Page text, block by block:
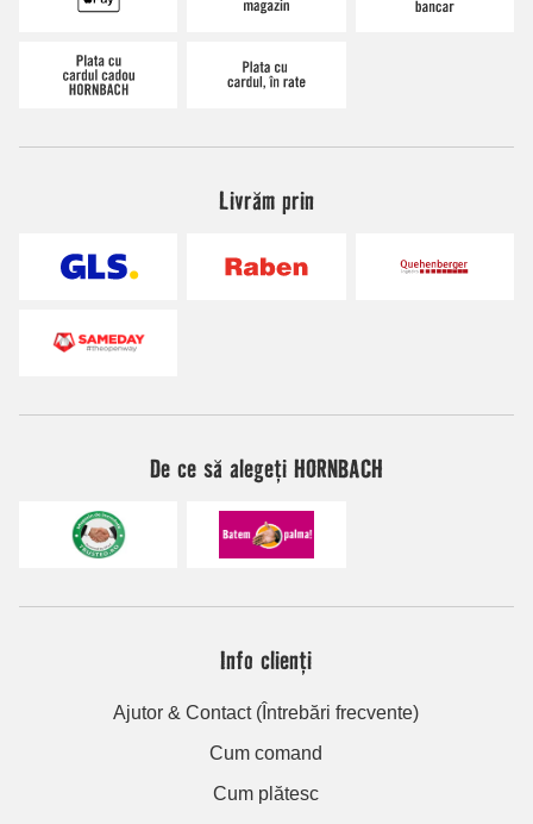
Livrăm prin
De ce să alegeți HORNBACH
Info clienți
Ajutor & Contact (Întrebări frecvente)
Cum comand
Cum plătesc